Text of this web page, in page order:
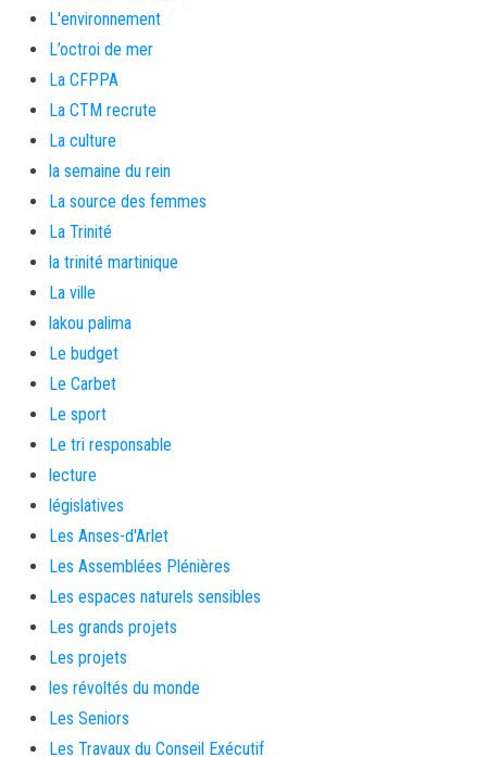
L'environnement
L’octroi de mer
La CFPPA
La CTM recrute
La culture
la semaine du rein
La source des femmes
La Trinité
la trinité martinique
La ville
lakou palima
Le budget
Le Carbet
Le sport
Le tri responsable
lecture
législatives
Les Anses-d'Arlet
Les Assemblées Plénières
Les espaces naturels sensibles
Les grands projets
Les projets
les révoltés du monde
Les Seniors
Les Travaux du Conseil Exécutif